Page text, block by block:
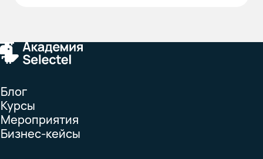
Блог
Курсы
Мероприятия
Бизнес-кейсы